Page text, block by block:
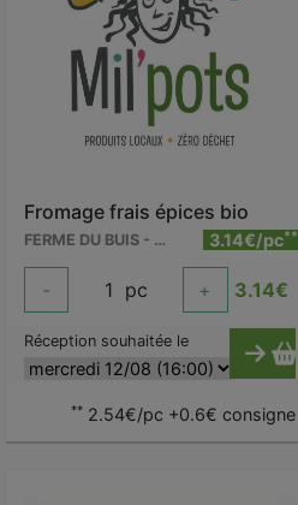
Fromage frais épices bio
FERME DU BUIS - BARRY 3.14€/pc**
- 1 pc + 3.14€
Réception souhaitée le
** 2.54€/pc +0.6€ consigne